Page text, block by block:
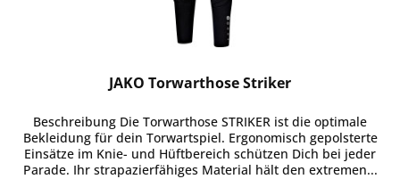
JAKO Torwarthose Striker
Beschreibung Die Torwarthose STRIKER ist die optimale
Bekleidung für dein Torwartspiel. Ergonomisch gepolsterte
Einsätze im Knie- und Hüftbereich schützen Dich bei jeder
Parade. Ihr strapazierfähiges Material hält den extremen...